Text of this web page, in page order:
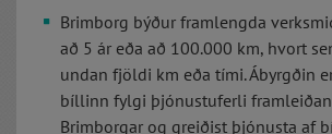
Brimborg býður framlengda
að 5 ár eða að 100.000 km, hvort
undan fjöldi km eða tími. Ábyrgðin
bíllinn fylgi þjónustuferli
Brimborgar og greiðist þjónusta af